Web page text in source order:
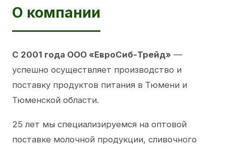
О компании
С 2001 года ООО «ЕвроСиб-Трейд» —
успешно осуществляет производство и
поставку продуктов питания в Тюмени и
Тюменской области.
25 лет мы специализируемся на оптовой
поставке молочной продукции, сливочного